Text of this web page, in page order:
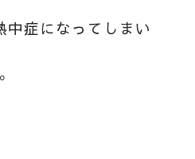
中症になってしまい